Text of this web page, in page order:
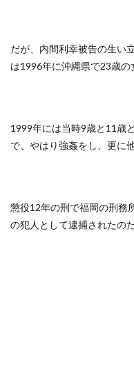
だが、内間利幸被告の生い
は1996年に沖縄県で23歳の
1999年には当時9歳と11歳
で、やはり強姦をし、更に
懲役12年の刑で福岡の刑務
の犯人として逮捕されたのだ